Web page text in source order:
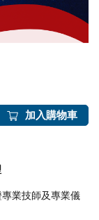
加入購物車
業技師及專業儀